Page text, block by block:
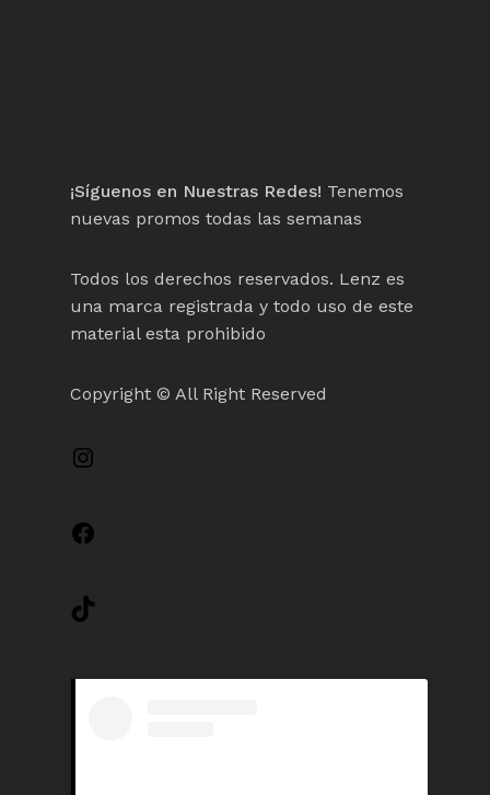
¡Síguenos en Nuestras Redes! Tenemos
nuevas promos todas las semanas
Todos los derechos reservados. Lenz es
una marca registrada y todo uso de este
material esta prohibido
Copyright © All Right Reserved